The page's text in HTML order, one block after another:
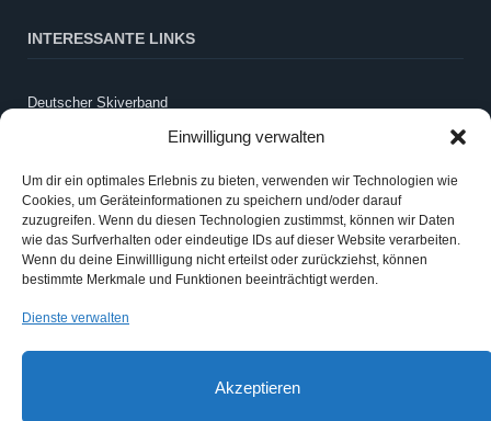
Einwilligung verwalten
Um dir ein optimales Erlebnis zu bieten, verwenden wir Technologien wie
Cookies, um Geräteinformationen zu speichern und/oder darauf
zuzugreifen. Wenn du diesen Technologien zustimmst, können wir Daten
wie das Surfverhalten oder eindeutige IDs auf dieser Website verarbeiten.
Wenn du deine Einwillligung nicht erteilst oder zurückziehst, können
bestimmte Merkmale und Funktionen beeinträchtigt werden.
Dienste verwalten
Akzeptieren
INTERESSANTE LINKS
Deutscher Skiverband
LandesSportBund Sachsen-Anhalt
Schneebericht Harz
Webcam LLZ Sonnenberg
ANMELDEN